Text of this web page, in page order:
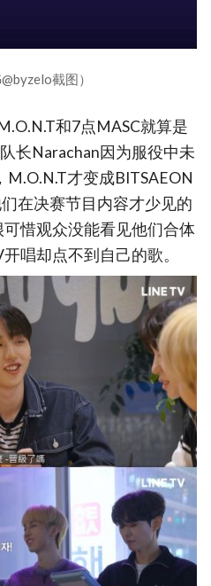
截图）
和7点MASC就算是
长Narachan因为服役中未
才变成BITSAEON
在决赛节目内容才少见的
惜观众没能看见他们合体
唱却点不到自己的歌。